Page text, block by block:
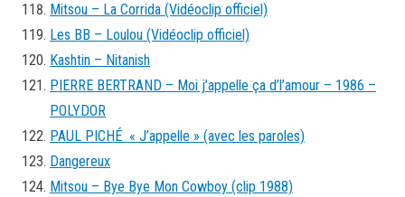
Mitsou – La Corrida (Vidéoclip officiel)
Les BB – Loulou (Vidéoclip officiel)
Kashtin – Nitanish
PIERRE BERTRAND – Moi j’appelle ça d’l’amour – 1986 –
POLYDOR
PAUL PICHÉ « J’appelle » (avec les paroles)
Dangereux
Mitsou – Bye Bye Mon Cowboy (clip 1988)